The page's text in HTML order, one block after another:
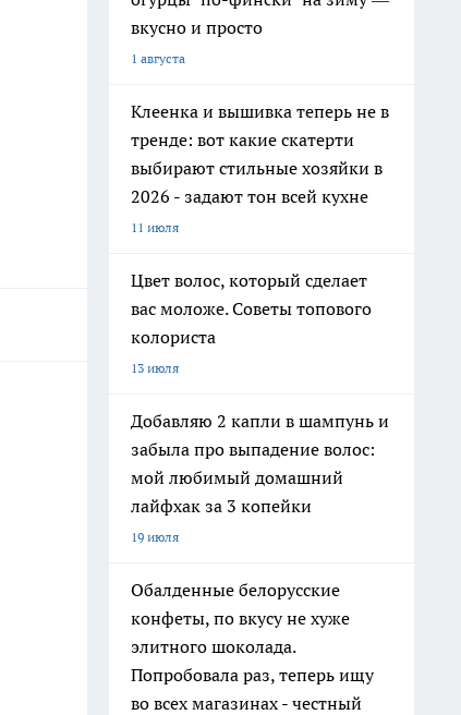
вкусно и просто
1 августа
Клеенка и вышивка теперь не в
тренде: вот какие скатерти
выбирают стильные хозяйки в
2026 - задают тон всей кухне
11 июля
Цвет волос, который сделает
вас моложе. Советы топового
колориста
13 июля
Добавляю 2 капли в шампунь и
забыла про выпадение волос:
мой любимый домашний
лайфхак за 3 копейки
19 июля
Обалденные белорусские
конфеты, по вкусу не хуже
элитного шоколада.
Попробовала раз, теперь ищу
во всех магазинах - честный